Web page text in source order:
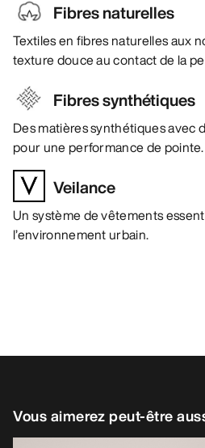
Fibres naturelles
Textiles en fibres naturelles aux
texture douce au contact de la
Fibres synthétiques
Des matières synthétiques avec
pour une performance de pointe.
Veilance
Un système de vêtements
l’environnement urbain.
Vous aimerez peut-être